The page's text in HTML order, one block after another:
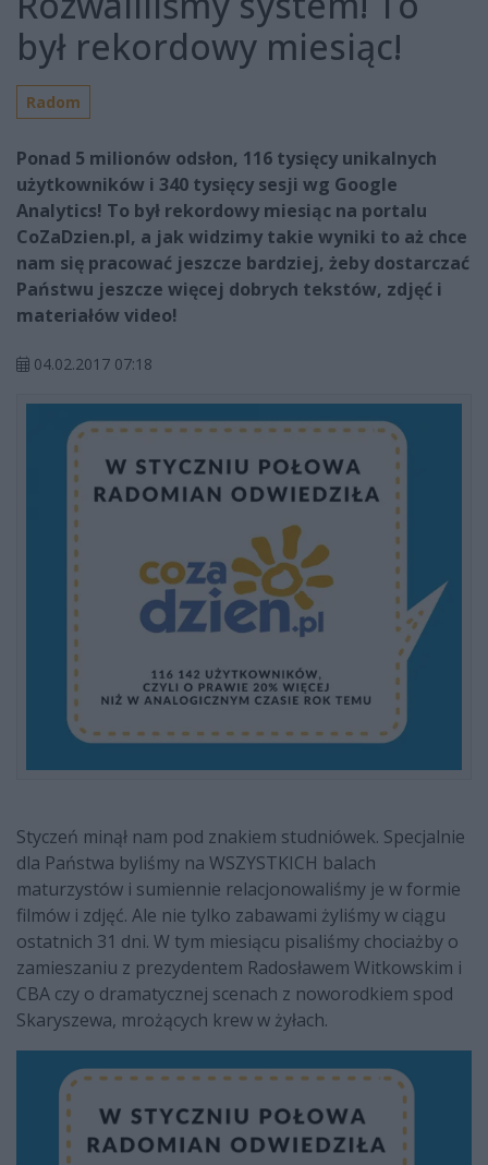
był rekordowy miesiąc!
Radom
Ponad 5 milionów odsłon, 116 tysięcy unikalnych
użytkowników i 340 tysięcy sesji wg Google
Analytics! To był rekordowy miesiąc na portalu
CoZaDzien.pl, a jak widzimy takie wyniki to aż chce
nam się pracować jeszcze bardziej, żeby dostarczać
Państwu jeszcze więcej dobrych tekstów, zdjęć i
materiałów video!
04.02.2017 07:18
Styczeń minął nam pod znakiem studniówek. Specjalnie
dla Państwa byliśmy na WSZYSTKICH balach
maturzystów i sumiennie relacjonowaliśmy je w formie
filmów i zdjęć. Ale nie tylko zabawami żyliśmy w ciągu
ostatnich 31 dni. W tym miesiącu pisaliśmy chociażby o
zamieszaniu z prezydentem Radosławem Witkowskim i
CBA czy o dramatycznej scenach z noworodkiem spod
Skaryszewa, mrożących krew w żyłach.